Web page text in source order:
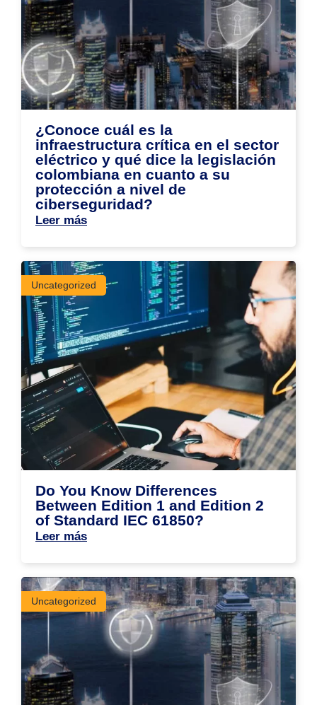
¿Conoce cuál es la
infraestructura crítica en el sector
eléctrico y qué dice la legislación
colombiana en cuanto a su
protección a nivel de
ciberseguridad?
Leer más
Uncategorized
Do You Know Differences
Between Edition 1 and Edition 2
of Standard IEC 61850?
Leer más
Uncategorized